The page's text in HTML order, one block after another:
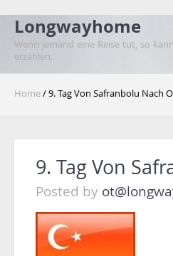
Longwayhome
Wenn jemand eine Reise tut, so
erzählen.
Home/ 9. Tag Von Safranbolu Nach
9. Tag Von
Posted by